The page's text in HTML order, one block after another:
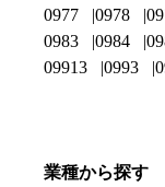
0977
0978
0983
0984
09913
0993
業種から探す